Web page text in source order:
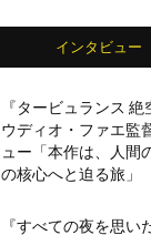
インタビュー
『タービュランス
ウディオ・ファエ監
ュー「本作は、人間
の核心へと迫る旅」
『すべての夜を思い